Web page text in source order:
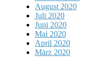
August 2020
Juli 2020
Juni 2020
Mai 2020
April 2020
März 2020